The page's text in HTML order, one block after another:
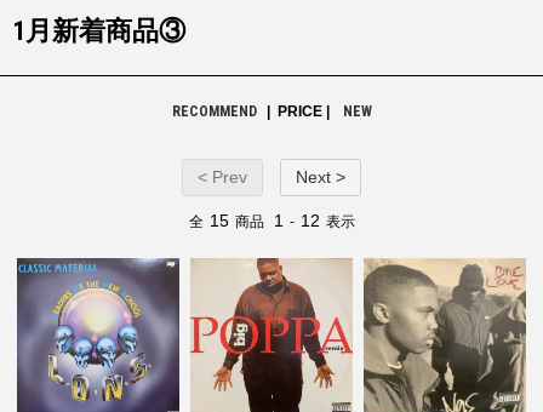
1月新着商品③
RECOMMEND | PRICE | NEW
< Prev Next >
全 15 商品 1 - 12 表示